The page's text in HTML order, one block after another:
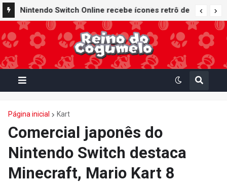
Nintendo Switch Online recebe ícones retrô de
Mario Paint (SNES) e Mario Kart: Super Circuit
(GBA)
Página inicial Kart
Comercial japonês do
Nintendo Switch destaca
Minecraft, Mario Kart 8